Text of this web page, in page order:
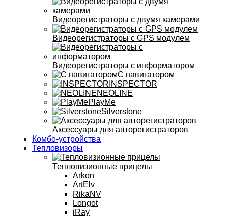
Видеорегистраторы с двумя камерами
Видеорегистраторы с GPS модулем
Видеорегистраторы с информатором
С навигатором
INSPECTOR
NEOLINE
PlayMe
Silverstone
Аксессуары для авторегистраторов
Комбо-устройства
Тепловизоры
Тепловизионные прицелы
Arkon
ArtElv
RikaNV
Longot
iRay